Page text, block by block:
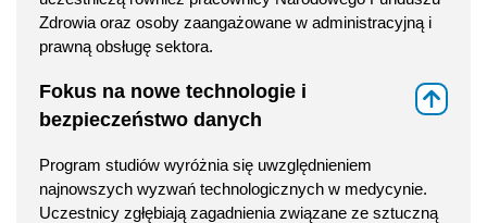
Zdrowia oraz osoby zaangażowane w administracyjną i
prawną obsługę sektora.
Fokus na nowe technologie i
bezpieczeństwo danych
Program studiów wyróżnia się uwzględnieniem
najnowszych wyzwań technologicznych w medycynie.
Uczestnicy zgłębiają zagadnienia związane ze sztuczną